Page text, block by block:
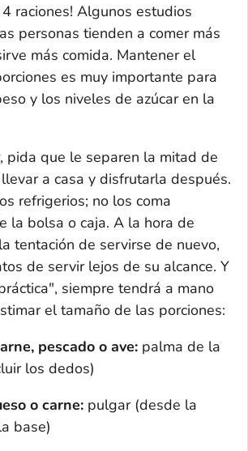
raciones! Algunos estudios
personas tienden a comer más
más comida. Mantener el
es muy importante para
y los niveles de azúcar en la
, pida que le separen la mitad de
a casa y disfrutarla después.
refrigerios; no los coma
la bolsa o caja. A la hora de
tentación de servirse de nuevo,
de servir lejos de su alcance. Y
siempre tendrá a mano
el tamaño de las porciones:
pescado o ave: palma de la
los dedos)
o carne: pulgar (desde la
base)